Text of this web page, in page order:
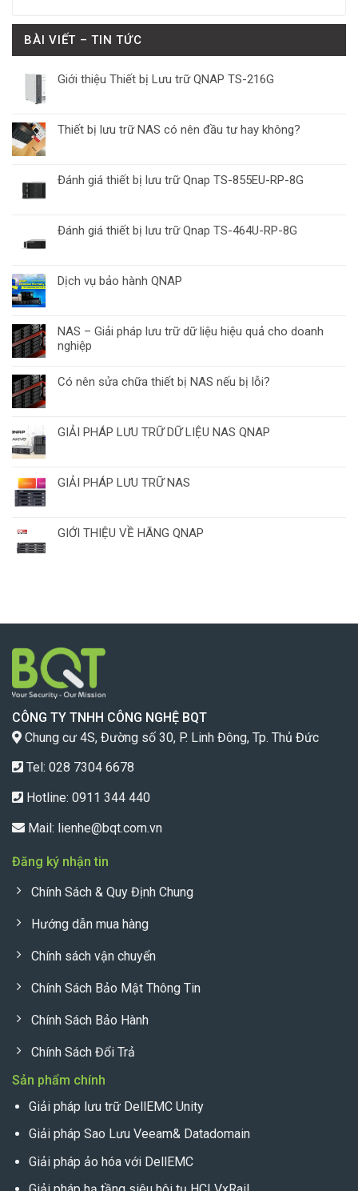
BÀI VIẾT – TIN TỨC
Giới thiệu Thiết bị Lưu trữ QNAP TS-216G
Thiết bị lưu trữ NAS có nên đầu tư hay không?
Đánh giá thiết bị lưu trữ Qnap TS-855EU-RP-8G
Đánh giá thiết bị lưu trữ Qnap TS-464U-RP-8G
Dịch vụ bảo hành QNAP
NAS – Giải pháp lưu trữ dữ liệu hiệu quả cho doanh
nghiệp
Có nên sửa chữa thiết bị NAS nếu bị lỗi?
GIẢI PHÁP LƯU TRỮ DỮ LIỆU NAS QNAP
GIẢI PHÁP LƯU TRỮ NAS
GIỚI THIỆU VỀ HÃNG QNAP
CÔNG TY TNHH CÔNG NGHỆ BQT
Chung cư 4S, Đường số 30, P. Linh Đông, Tp. Thủ Đức
Tel: 028 7304 6678
Hotline: 0911 344 440
Mail: lienhe@bqt.com.vn
Đăng ký nhận tin
Chính Sách & Quy Định Chung
Hướng dẫn mua hàng
Chính sách vận chuyển
Chính Sách Bảo Mật Thông Tin
Chính Sách Bảo Hành
Chính Sách Đổi Trả
Sản phẩm chính
Giải pháp lưu trữ DellEMC Unity
Giải pháp Sao Lưu Veeam& Datadomain
Giải pháp ảo hóa với DellEMC